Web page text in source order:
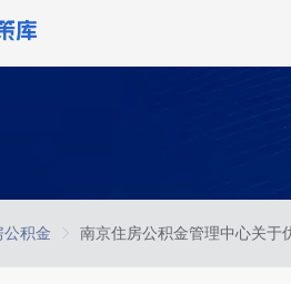
公积金